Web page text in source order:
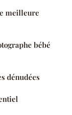
meilleure
bébé
dénudées